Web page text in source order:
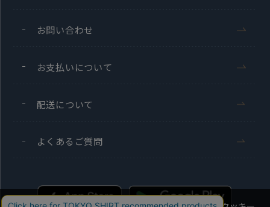
お問い合わせ
お支払いについて
配送について
よくあるご質問